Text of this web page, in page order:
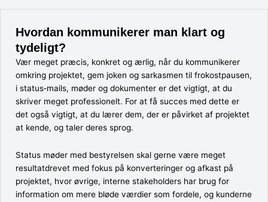
Hvordan kommunikerer man klart og
tydeligt?
Vær meget præcis, konkret og ærlig, når du kommunikerer
omkring projektet, gem joken og sarkasmen til frokostpausen,
i status‐mails, møder og dokumenter er det vigtigt, at du
skriver meget professionelt. For at få succes med dette er
det også vigtigt, at du lærer dem, der er påvirket af projektet
at kende, og taler deres sprog.
Status møder med bestyrelsen skal gerne være meget
resultatdrevet med fokus på konverteringer og afkast på
projektet, hvor øvrige, interne stakeholders har brug for
information om mere bløde værdier som fordele, og kunderne